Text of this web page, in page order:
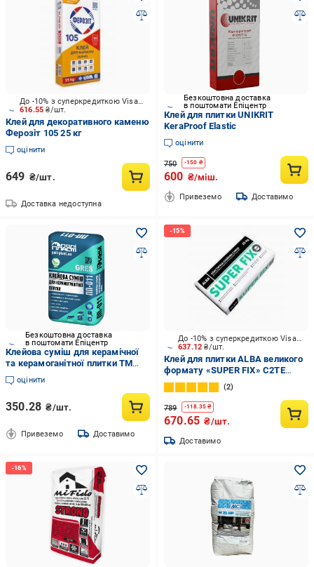
616.55₴/шт.
До -10% з суперкредиткою Visa Вигода
Клей для декоративного каменю
Ферозіт 105 25 кг
оцінити
649 ₴/шт.
Доставка недоступна
Безкоштовна доставка
в поштомати Епіцентр
Клей для плитки UNIKRIT
KeraProof Elastic
оцінити
750 -150 ₴
600 ₴/міш.
Привеземо Доставимо
Безкоштовна доставка
в поштомати Епіцентр
Клейова суміш для керамічної
та керамоганітної плитки ТМ
Поліпласт ПП-011 Gres 25 кг
оцінити
350.28 ₴/шт.
Привеземо Доставимо
637.12₴/шт.
До -10% з суперкредиткою Visa Вигода
Клей для плитки ALBA великого
формату «SUPER FIX» C2TE
25 кг
2
789 -118.35₴
670.65 ₴/шт.
Доставимо